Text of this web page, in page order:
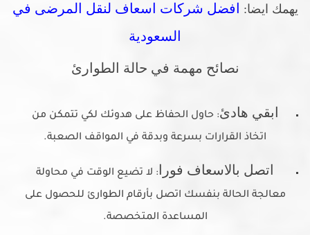
يهمك ايضا:
افضل شركات اسعاف لنقل المرضى في
السعودية
نصائح مهمة في حالة الطوارئ
ابقي هادئ: حاول الحفاظ على هدوئك لكي تتمكن من
اتخاذ القرارات بسرعة وبدقة في المواقف الصعبة.
اتصل بالاسعاف فورا
: لا تضيع الوقت في محاولة
معالجة الحالة بنفسك اتصل بأرقام الطوارئ للحصول على
المساعدة المتخصصة.